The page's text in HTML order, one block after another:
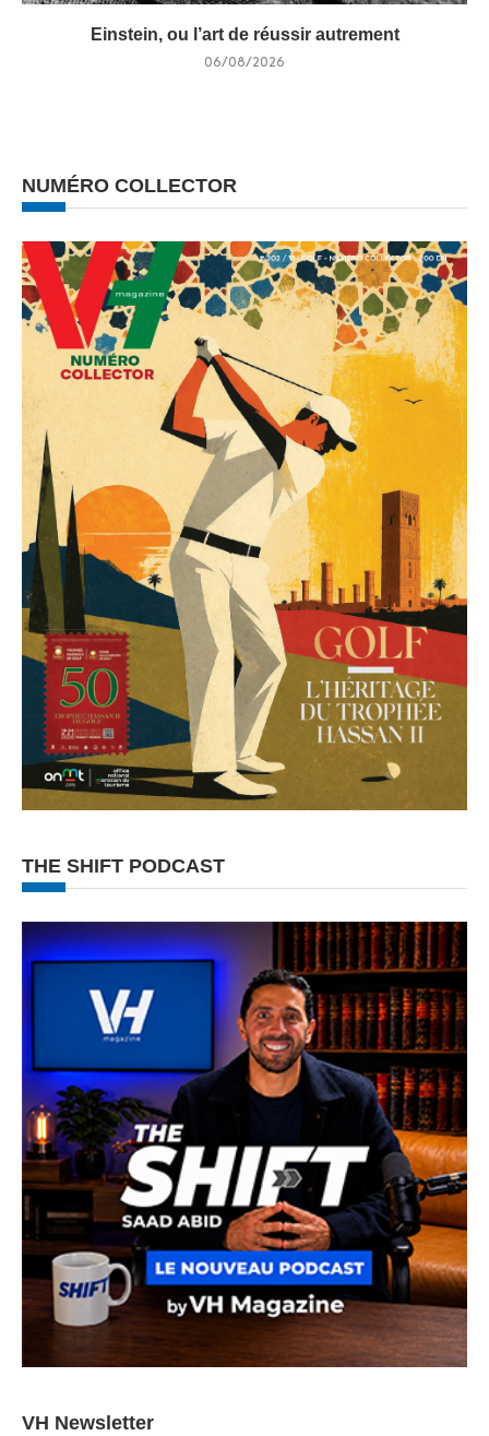
Einstein, ou l’art de réussir autrement
06/08/2026
NUMÉRO COLLECTOR
THE SHIFT PODCAST
VH Newsletter